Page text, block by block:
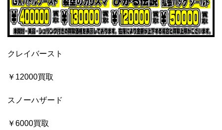
クレイバースト
￥12000買取
スノーハザード
￥6000買取